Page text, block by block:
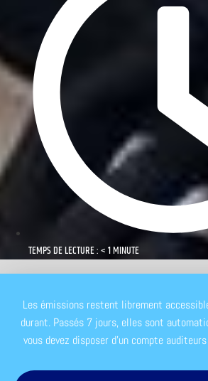
TEMPS DE LECTURE : < 1 MINUTE
Les émissions restent librement
durant. Passés 7 jours, elles sont
vous devez disposer d'un compte